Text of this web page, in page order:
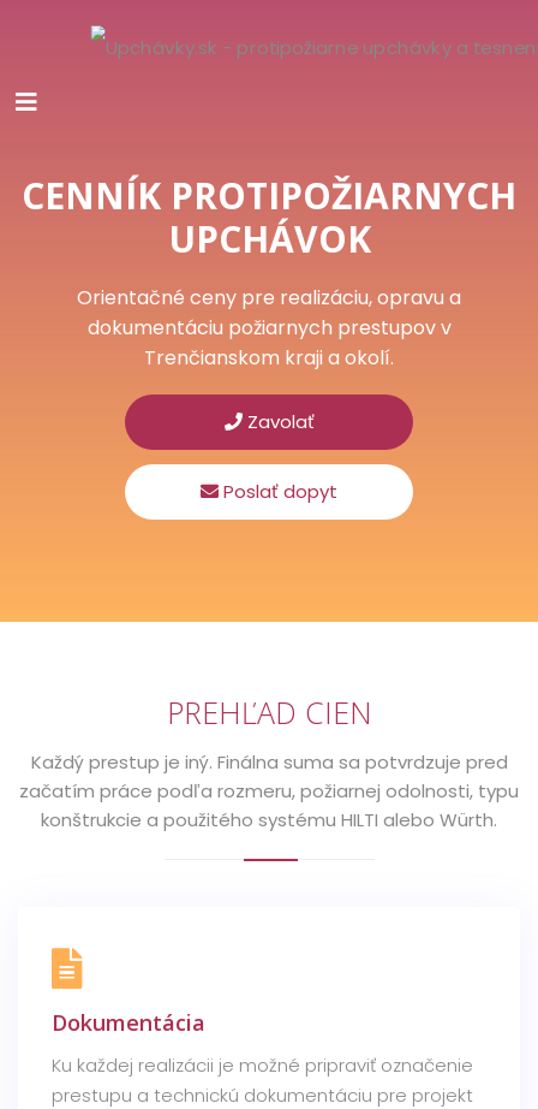
CENNÍK PROTIPOŽIARNYCH
UPCHÁVOK
Orientačné ceny pre realizáciu, opravu a
dokumentáciu požiarnych prestupov v
Trenčianskom kraji a okolí.
Zavolať
Poslať dopyt
PREHĽAD CIEN
Každý prestup je iný. Finálna suma sa potvrdzuje pred
začatím práce podľa rozmeru, požiarnej odolnosti, typu
konštrukcie a použitého systému HILTI alebo Würth.
Dokumentácia
Ku každej realizácii je možné pripraviť označenie
prestupu a technickú dokumentáciu pre projekt